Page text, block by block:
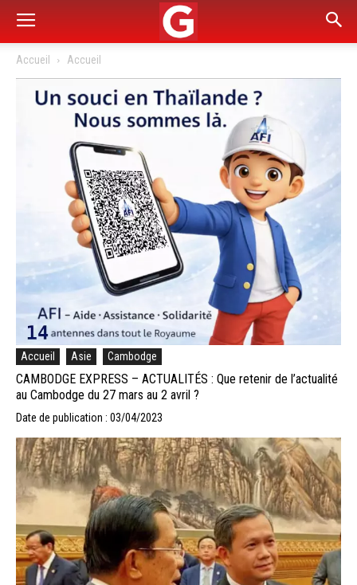
Accueil Accueil
Accueil Asie Cambodge
CAMBODGE EXPRESS – ACTUALITÉS : Que retenir de l’actualité
au Cambodge du 27 mars au 2 avril ?
Date de publication : 03/04/2023